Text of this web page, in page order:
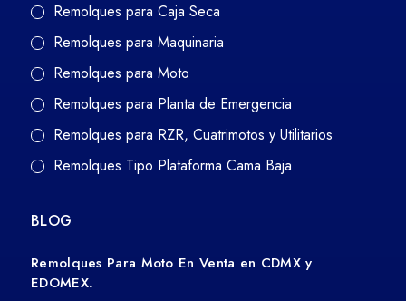
Remolques para Caja Seca
Remolques para Maquinaria
Remolques para Moto
Remolques para Planta de Emergencia
Remolques para RZR, Cuatrimotos y Utilitarios
Remolques Tipo Plataforma Cama Baja
BLOG
Remolques Para Moto En Venta en CDMX y
EDOMEX.